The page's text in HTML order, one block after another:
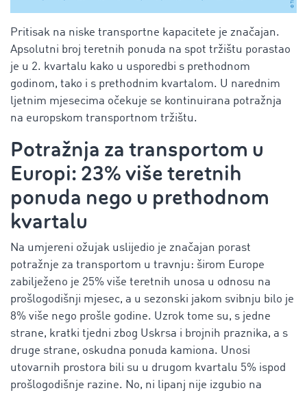
Pritisak na niske transportne kapacitete je značajan.
Apsolutni broj teretnih ponuda na spot tržištu porastao
je u 2. kvartalu kako u usporedbi s prethodnom
godinom, tako i s prethodnim kvartalom. U narednim
ljetnim mjesecima očekuje se kontinuirana potražnja
na europskom transportnom tržištu.
Potražnja za transportom u
Europi: 23% više teretnih
ponuda nego u prethodnom
kvartalu
Na umjereni ožujak uslijedio je značajan porast
potražnje za transportom u travnju: širom Europe
zabilježeno je 25% više teretnih unosa u odnosu na
prošlogodišnji mjesec, a u sezonski jakom svibnju bilo je
8% više nego prošle godine. Uzrok tome su, s jedne
strane, kratki tjedni zbog Uskrsa i brojnih praznika, a s
druge strane, oskudna ponuda kamiona. Unosi
utovarnih prostora bili su u drugom kvartalu 5% ispod
prošlogodišnje razine. No, ni lipanj nije izgubio na